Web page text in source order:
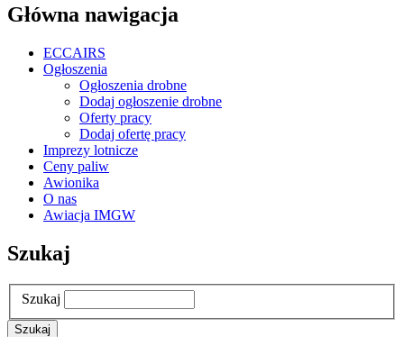
Główna nawigacja
ECCAIRS
Ogłoszenia
Ogłoszenia drobne
Dodaj ogłoszenie drobne
Oferty pracy
Dodaj ofertę pracy
Imprezy lotnicze
Ceny paliw
Awionika
O nas
Awiacja IMGW
Szukaj
Szukaj